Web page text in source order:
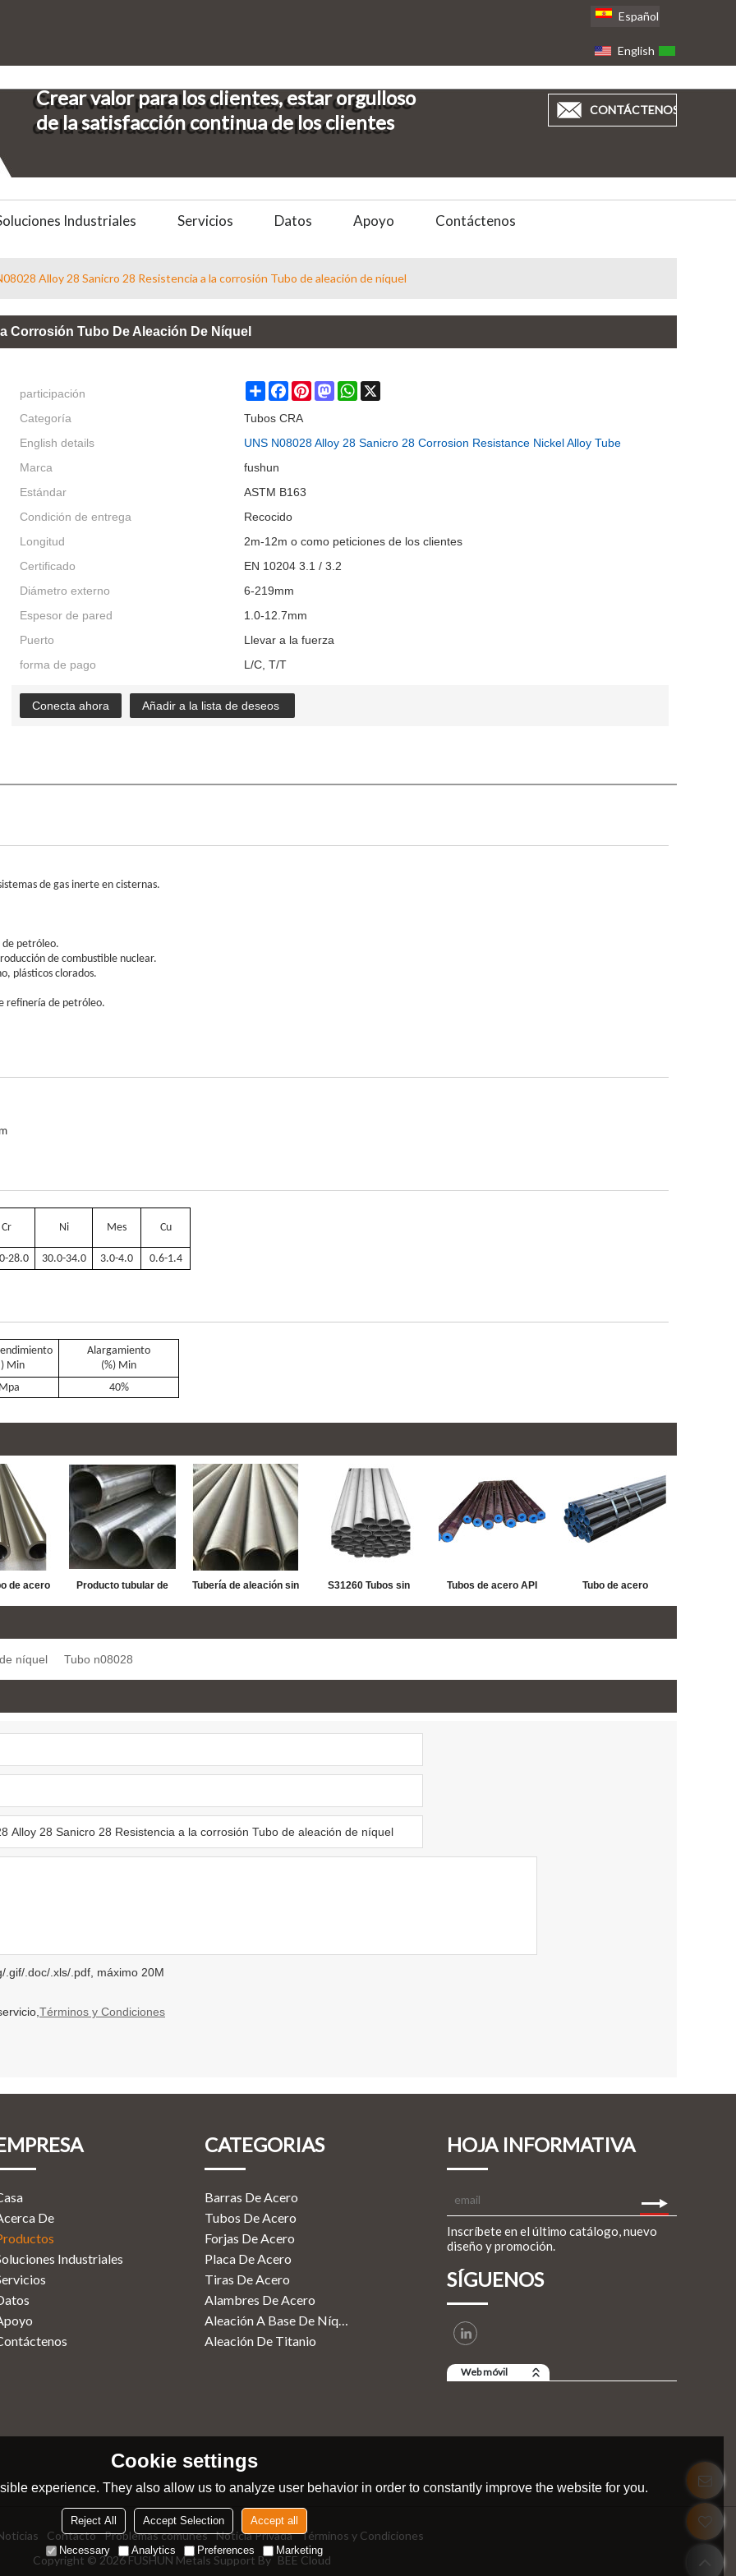
Español
English
Crear valor para los clientes, estar orgulloso
de la satisfacción continua de los clientes
CONTÁCTENOS
Industriales Servicios Datos Apoyo Contáctenos
Alloy 28 Sanicro 28 Resistencia a la corrosión Tubo de aleación de níquel
Corrosión Tubo De Aleación De Níquel
participación ShareFacebookPinterestMastodonWhatsApp
Categoría
Tubos CRA
English details
UNS N08028 Alloy 28 Sanicro 28 Corrosion Resistance Nickel Alloy Tube
Marca
fushun
Estándar
ASTM B163
Condición de entrega
Recocido
Longitud
2m-12m o como peticiones de los clientes
Certificado
EN 10204 3.1 / 3.2
Diámetro externo
6-219mm
Espesor de pared
1.0-12.7mm
Puerto
Llevar a la fuerza
forma de pago
L/C, T/T
Conecta ahora Añadir a la lista de deseos
de gas inerte en cisternas.
de petróleo.
de combustible nuclear.
plásticos clorados.
refinería de petróleo.
Cr Ni Mes Cu
28.0 30.0-34.0 3.0-4.0 0.6-1.4
Min
Alargamiento
(%) Min
40%
de acero
N06985
Producto tubular de
piezas en blanco de
Tubería de aleación sin S31260 Tubos sin Tubos de acero API Tubo de acero
níquel Tubo n08028
.gif/.doc/.xls/.pdf, máximo 20M
Términos y Condiciones
De
Industriales
CATEGORIAS
Barras De Acero
Tubos De Acero
Forjas De Acero
Placa De Acero
Tiras De Acero
Alambres De Acero
Aleación A Base De Níquel
Aleación De Titanio
HOJA INFORMATIVA
Inscríbete en el último catálogo, nuevo
diseño y promoción.
SÍGUENOS
Web móvil
Contacto Problemas comunes Noticia Privada Términos y Condiciones
Copyright © 2026FUSHUN Metals Support By BEE Cloud
Cookie settings
experience. They also allow us to analyze user behavior in order to constantly improve the website for you.
Reject All Accept Selection Accept all
Necessary Analytics Preferences Marketing